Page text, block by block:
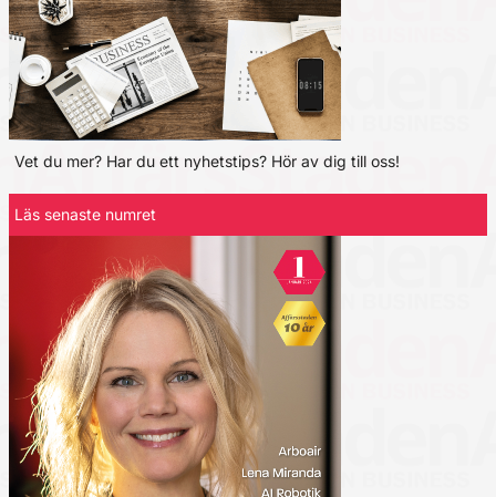
Vet du mer? Har du ett nyhetstips? Hör av dig till oss!
Läs senaste numret